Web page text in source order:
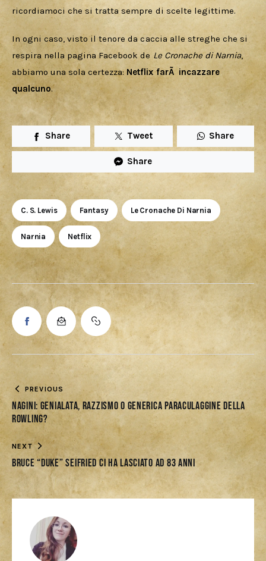
ricordiamoci che si tratta sempre di scelte legittime.
In ogni caso, visto il tenore da caccia alle streghe che si
respira nella pagina Facebook de Le Cronache di Narnia,
abbiamo una sola certezza: Netflix farÃ  incazzare
qualcuno.
Share Tweet Share
Share
C. S. Lewis Fantasy Le Cronache Di Narnia
Narnia Netflix
PREVIOUS
Nagini: genialata, razzismo o generica paraculaggine della
Rowling?
NEXT
Bruce “Duke” Seifried ci ha lasciato ad 83 anni